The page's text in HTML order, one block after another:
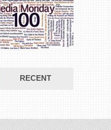
RECENT